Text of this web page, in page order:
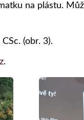
na plástu.
(obr. 3).
.